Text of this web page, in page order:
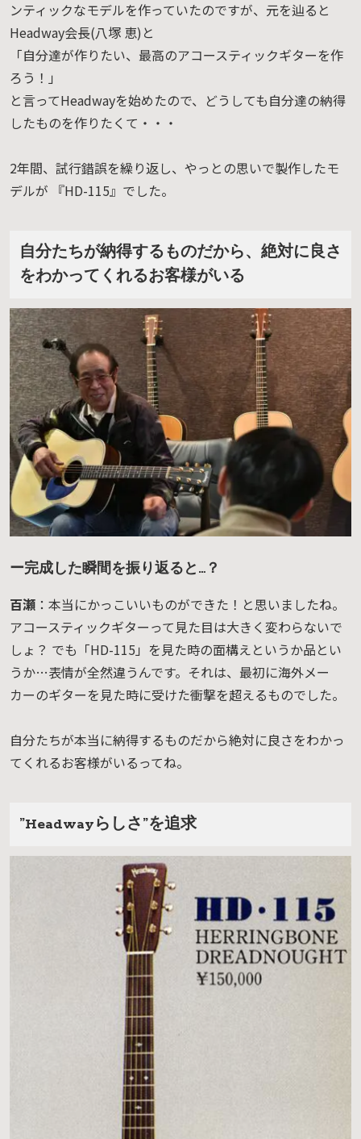
ンティックなモデルを作っていたのですが、元を辿ると
Headway会長(八塚 恵)と
「自分達が作りたい、最高のアコースティックギターを作
ろう！」
と言ってHeadwayを始めたので、どうしても自分達の納得
したものを作りたくて・・・
2年間、試行錯誤を繰り返し、やっとの思いで製作したモ
デルが 『HD-115』でした。
自分たちが納得するものだから、絶対に良さ
をわかってくれるお客様がいる
ー完成した瞬間を振り返ると…？
百瀬 ：本当にかっこいいものができた！と思いましたね。
アコースティックギターって見た目は大きく変わらないで
しょ？ でも「HD-115」を見た時の面構えというか品とい
うか…表情が全然違うんです。それは、最初に海外メー
カーのギターを見た時に受けた衝撃を超えるものでした。
自分たちが本当に納得するものだから絶対に良さをわかっ
てくれるお客様がいるってね。
”Headwayらしさ”を追求